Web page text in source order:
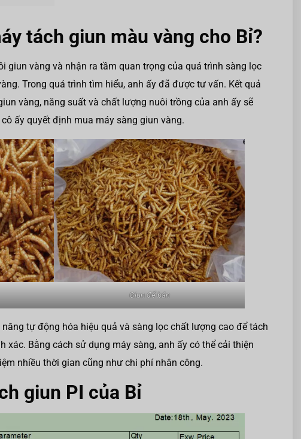
tách giun màu vàng cho Bỉ?
giun vàng và nhận ra tầm quan trọng của quá trình sàng lọc
Trong quá trình tìm hiểu, anh ấy đã được tư vấn. Kết quả
vàng, năng suất và chất lượng nuôi trồng của anh ấy sẽ
ấy quyết định mua máy sàng giun vàng.
Giun để bán
tự động hóa hiệu quả và sàng lọc chất lượng cao để tách
xác. Bằng cách sử dụng máy sàng, anh ấy có thể cải thiện
nhiều thời gian cũng như chi phí nhân công.
giun PI của Bỉ